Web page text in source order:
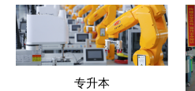
专升本